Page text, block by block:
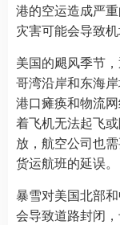
港的空运造成严
灾害可能会导致
美国的飓风季节
哥湾沿岸和东海
港口瘫痪和物流
着飞机无法起飞
放，航空公司也
货运航班的延误。
暴雪对美国北部
会导致道路封闭